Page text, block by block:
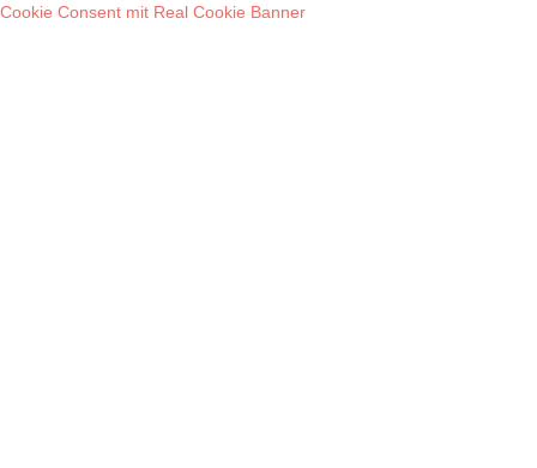
Cookie Consent mit Real Cookie Banner